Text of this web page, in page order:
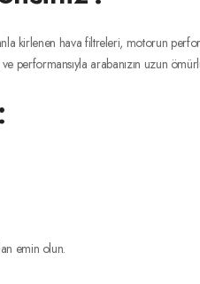
kirlenen hava filtreleri, motorun
performansıyla arabanızın uzun
emin olun.